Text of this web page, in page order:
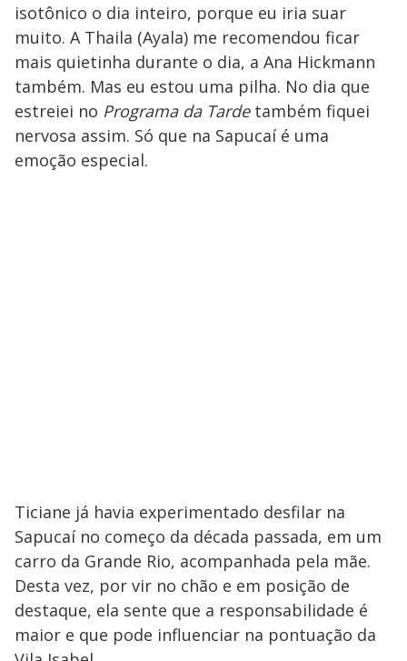
isotônico o dia inteiro, porque eu iria suar
muito. A Thaila (Ayala) me recomendou ficar
mais quietinha durante o dia, a Ana Hickmann
também. Mas eu estou uma pilha. No dia que
estreiei no Programa da Tardetambém fiquei
nervosa assim. Só que na Sapucaí é uma
emoção especial.
Ticiane já havia experimentado desfilar na
Sapucaí no começo da década passada, em um
carro da Grande Rio, acompanhada pela mãe.
Desta vez, por vir no chão e em posição de
destaque, ela sente que a responsabilidade é
maior e que pode influenciar na pontuação da